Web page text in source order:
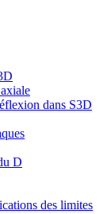
dans S3D
D
des limites